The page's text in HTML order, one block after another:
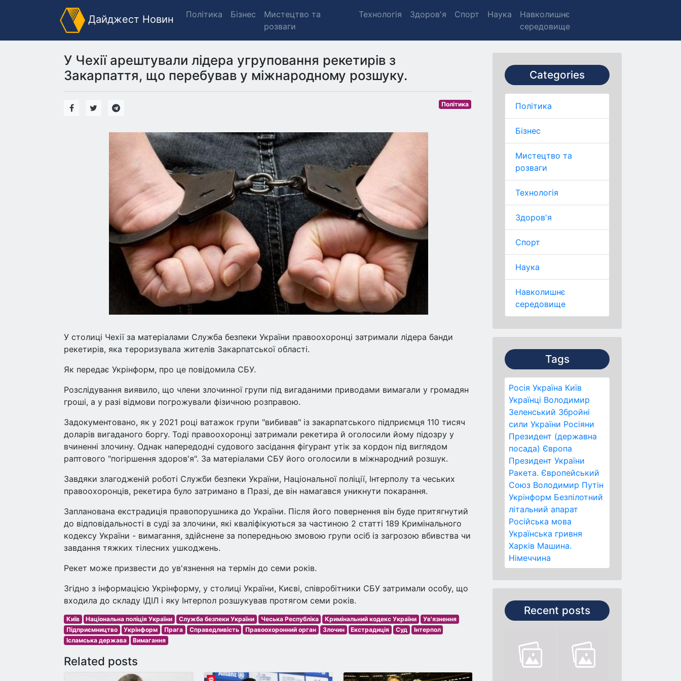
Дайджест Новин Політика Бізнес
Мистецтво та
розваги
Технологія Здоров'я Спорт Наука
Навколишнє
середовище
Categories
Політика
Бізнес
Мистецтво та
розваги
Технологія
Здоров'я
Спорт
Наука
Навколишнє
середовище
Tags
Росія Україна Київ
Українці Володимир
Зеленський Збройні
сили України Росіяни
Президент (державна
посада) Європа
Президент України
Ракета. Європейський
Союз Володимир Путін
Укрінформ Безпілотний
літальний апарат
Російська мова
Українська гривня
Харків Машина.
Німеччина
Recent posts
У Чехії арештували лідера угруповання рекетирів з
Закарпаття, що перебував у міжнародному розшуку.
Політика
У столиці Чехії за матеріалами Служба безпеки України правоохоронці затримали лідера банди
рекетирів, яка тероризувала жителів Закарпатської області.
Як передає Укрінформ, про це повідомила СБУ.
Розслідування виявило, що члени злочинної групи під вигаданими приводами вимагали у громадян
гроші, а у разі відмови погрожували фізичною розправою.
Задокументовано, як у 2021 році ватажок групи "вибивав" із закарпатського підприємця 110 тисяч
доларів вигаданого боргу. Тоді правоохоронці затримали рекетира й оголосили йому підозру у
вчиненні злочину. Однак напередодні судового засідання фігурант утік за кордон під виглядом
раптового "погіршення здоров'я". За матеріалами СБУ його оголосили в міжнародний розшук.
Завдяки злагодженій роботі Служби безпеки України, Національної поліції, Інтерполу та чеських
правоохоронців, рекетира було затримано в Празі, де він намагався уникнути покарання.
Запланована екстрадиція правопорушника до України. Після його повернення він буде притягнутий
до відповідальності в суді за злочини, які кваліфікуються за частиною 2 статті 189 Кримінального
кодексу України - вимагання, здійснене за попередньою змовою групи осіб із загрозою вбивства чи
завдання тяжких тілесних ушкоджень.
Рекет може призвести до ув'язнення на термін до семи років.
Згідно з інформацією Укрінформу, у столиці України, Києві, співробітники СБУ затримали особу, що
входила до складу ІДІЛ і яку Інтерпол розшукував протягом семи років.
Київ Національна поліція України Служба безпеки України Чеська Республіка Кримінальний кодекс України
Ув'язнення
Підприємництво
Укрінформ Прага Справедливість Правоохоронний орган Злочин Екстрадиція Суд
Інтерпол
Ісламська держава
Вимагання
Related posts